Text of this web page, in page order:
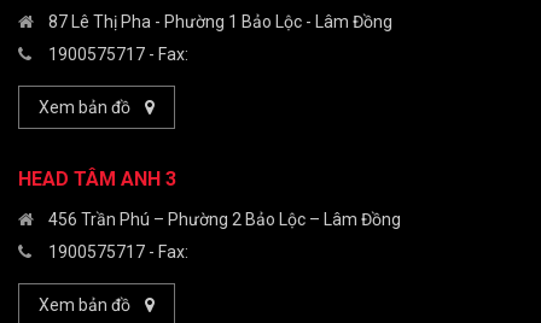
87 Lê Thị Pha - Phường 1 Bảo Lộc - Lâm Đồng
1900575717 - Fax:
Xem bản đồ
HEAD TÂM ANH 3
456 Trần Phú – Phường 2 Bảo Lộc – Lâm Đồng
1900575717 - Fax:
Xem bản đồ